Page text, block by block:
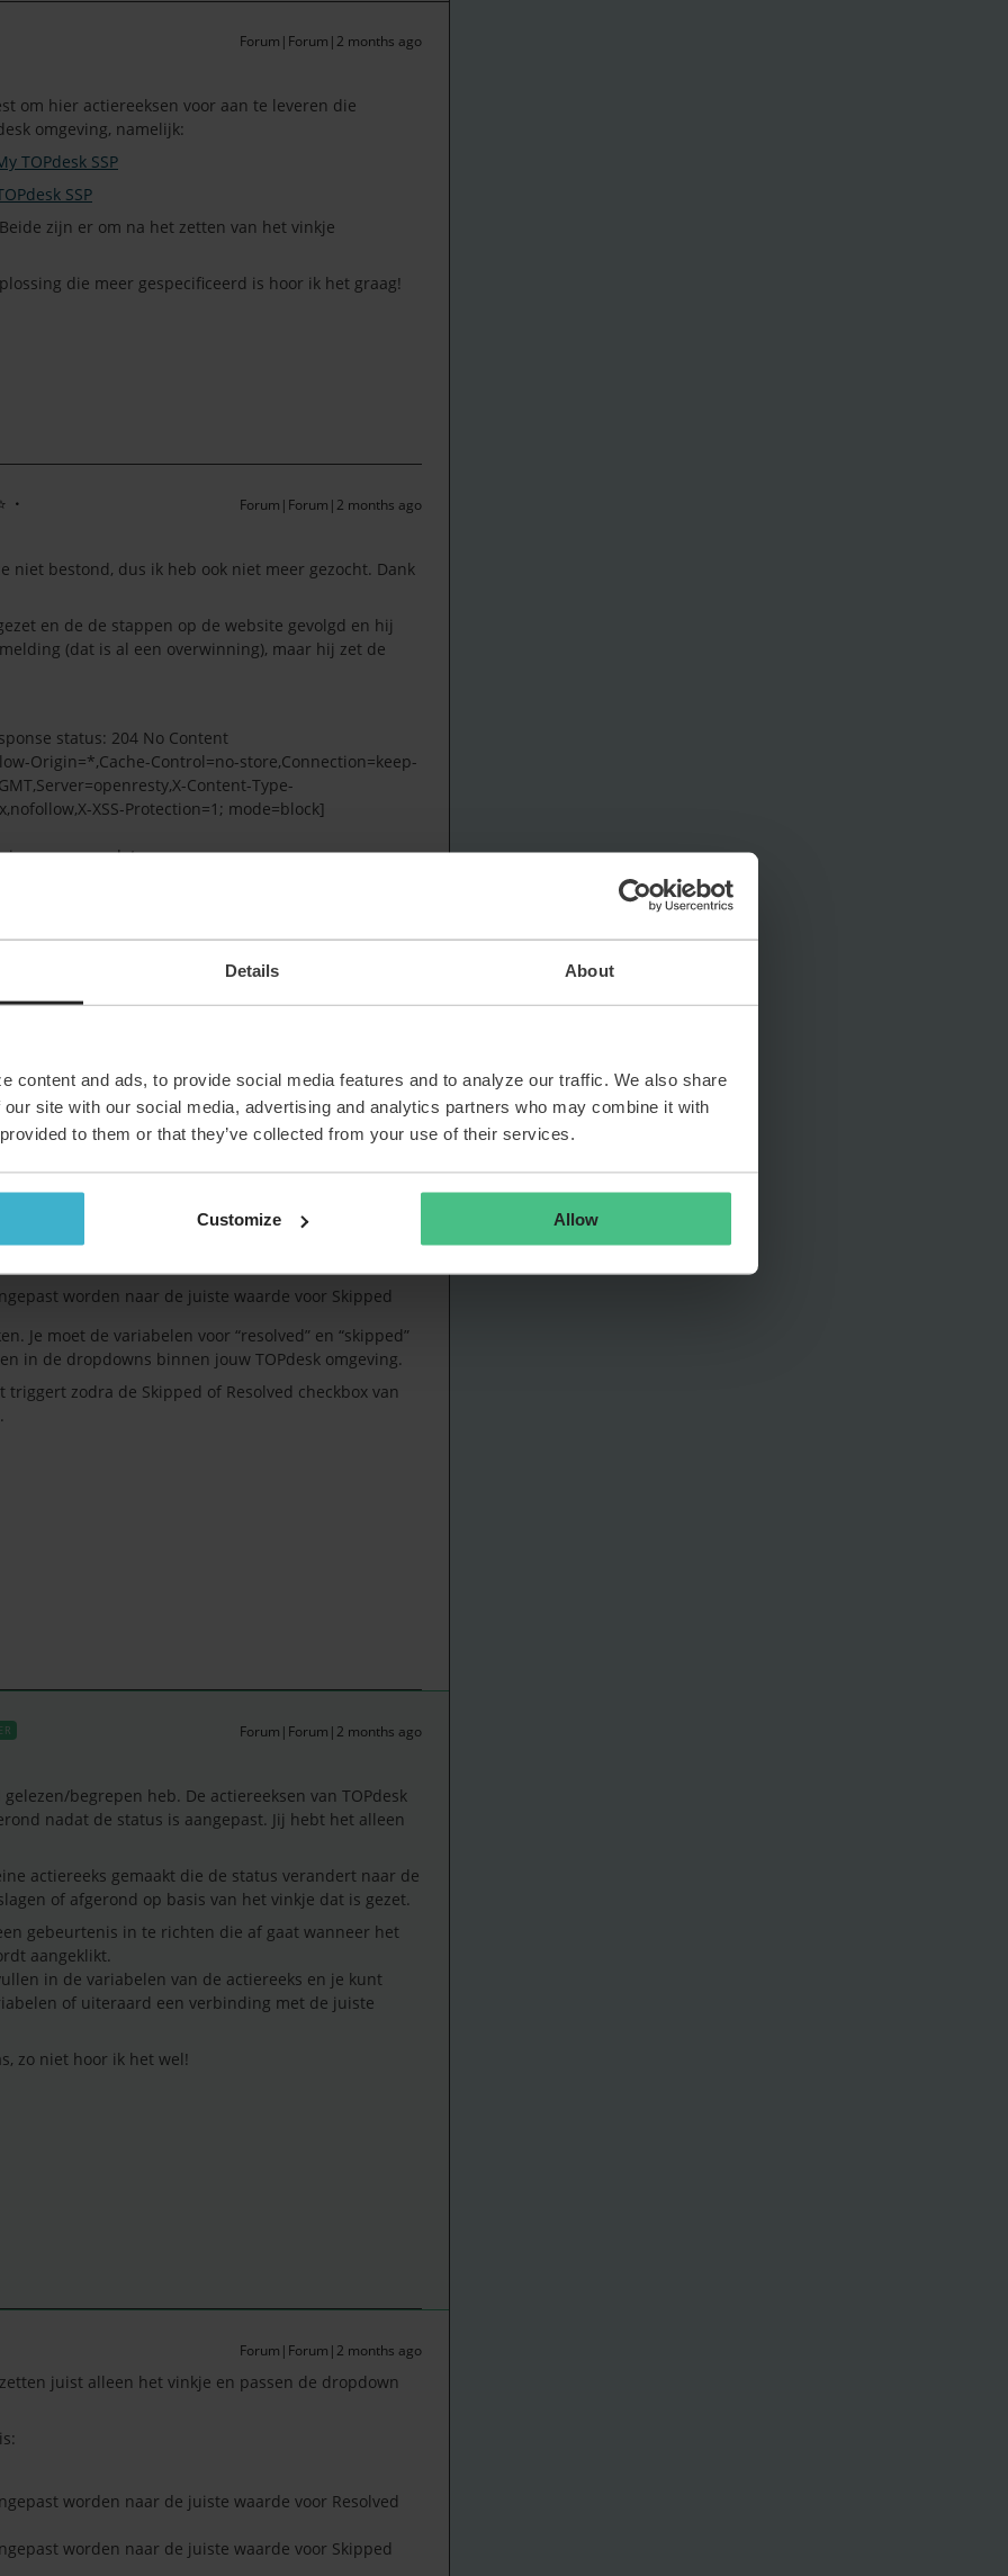
Details About
content and ads, to provide social media features and to analyze our traffic. We also share
site with our social media, advertising and analytics partners who may combine it with
to them or that they’ve collected from your use of their services.
Customize Allow
Forum|Forum|2 months ago
om hier actiereeksen voor aan te leveren die
omgeving, namelijk:
TOPdesk SSP
SSP
zijn er om na het zetten van het vinkje
die meer gespecificeerd is hoor ik het graag!
Forum|Forum|2 months ago
niet bestond, dus ik heb ook niet meer gezocht. Dank
en de de stappen op de website gevolgd en hij
(dat is al een overwinning), maar hij zet de
status: 204 No Content
Origin=*,Cache-Control=no-store,Connection=keep-
Content-Type-
XSS-Protection=1; mode=block]
response data
finished Step 1 'setResolvedFlag'
niet ook ergens vertellen hoe de status heet die het
Forum|Forum|2 months ago
juist alleen het vinkje en passen de dropdown
worden naar de juiste waarde voor Resolved
worden naar de juiste waarde voor Skipped
Je moet de variabelen voor “resolved” en “skipped”
in de dropdowns binnen jouw TOPdesk omgeving.
zodra de Skipped of Resolved checkbox van
Forum|Forum|2 months ago
begrepen heb. De actiereeksen van TOPdesk
nadat de status is aangepast. Jij hebt het alleen
actiereeks gemaakt die de status verandert naar de
of afgerond op basis van het vinkje dat is gezet.
gebeurtenis in te richten die af gaat wanneer het
aangeklikt.
in de variabelen van de actiereeks en je kunt
of uiteraard een verbinding met de juiste
zo niet hoor ik het wel!
Forum|Forum|2 months ago
juist alleen het vinkje en passen de dropdown
worden naar de juiste waarde voor Resolved
worden naar de juiste waarde voor Skipped